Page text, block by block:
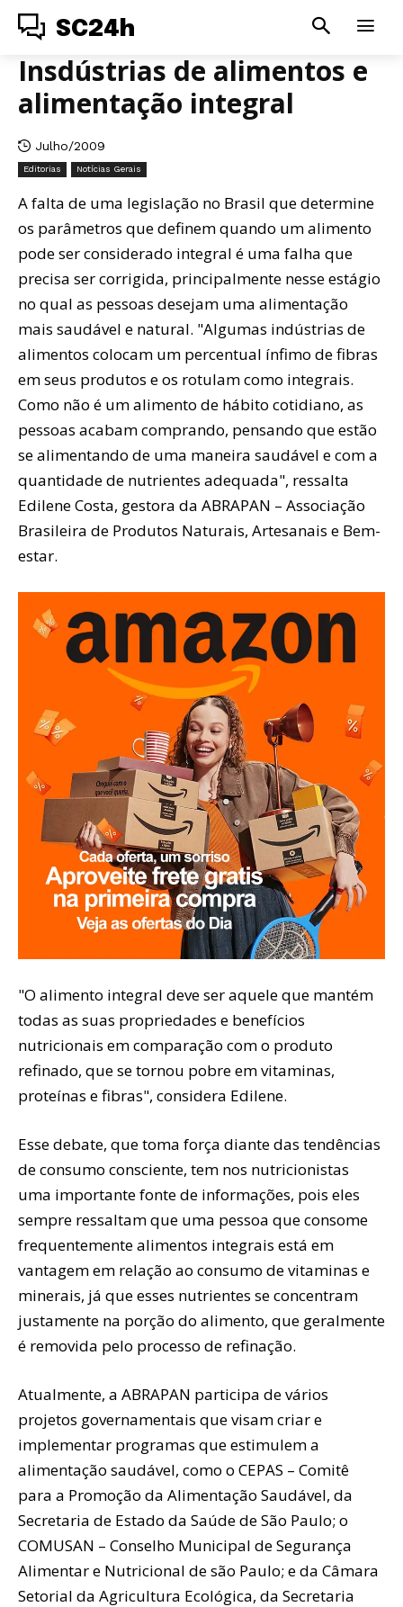
SC24h
Insdústrias de alimentos e
alimentação integral
Julho/2009
Editorias Notícias Gerais
A falta de uma legislação no Brasil que determine
os parâmetros que definem quando um alimento
pode ser considerado integral é uma falha que
precisa ser corrigida, principalmente nesse estágio
no qual as pessoas desejam uma alimentação
mais saudável e natural. "Algumas indústrias de
alimentos colocam um percentual ínfimo de fibras
em seus produtos e os rotulam como integrais.
Como não é um alimento de hábito cotidiano, as
pessoas acabam comprando, pensando que estão
se alimentando de uma maneira saudável e com a
quantidade de nutrientes adequada", ressalta
Edilene Costa, gestora da ABRAPAN – Associação
Brasileira de Produtos Naturais, Artesanais e Bem-
estar.
"O alimento integral deve ser aquele que mantém
todas as suas propriedades e benefícios
nutricionais em comparação com o produto
refinado, que se tornou pobre em vitaminas,
proteínas e fibras", considera Edilene.
Esse debate, que toma força diante das tendências
de consumo consciente, tem nos nutricionistas
uma importante fonte de informações, pois eles
sempre ressaltam que uma pessoa que consome
frequentemente alimentos integrais está em
vantagem em relação ao consumo de vitaminas e
minerais, já que esses nutrientes se concentram
justamente na porção do alimento, que geralmente
é removida pelo processo de refinação.
Atualmente, a ABRAPAN participa de vários
projetos governamentais que visam criar e
implementar programas que estimulem a
alimentação saudável, como o CEPAS – Comitê
para a Promoção da Alimentação Saudável, da
Secretaria de Estado da Saúde de São Paulo; o
COMUSAN – Conselho Municipal de Segurança
Alimentar e Nutricional de são Paulo; e da Câmara
Setorial da Agricultura Ecológica, da Secretaria